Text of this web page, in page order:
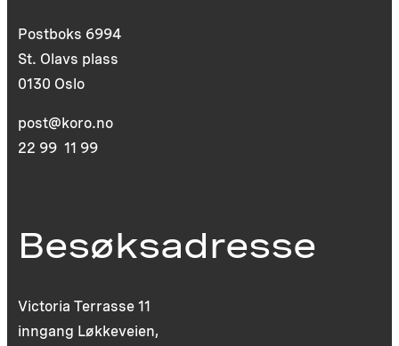
Postboks 6994
St. Olavs plass
0130 Oslo
post@koro.no
22 99 11 99
Besøksadresse
Victoria Terrasse 11
inngang Løkkeveien,